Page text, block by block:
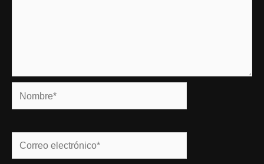
Nombre*
Correo
electrónico*